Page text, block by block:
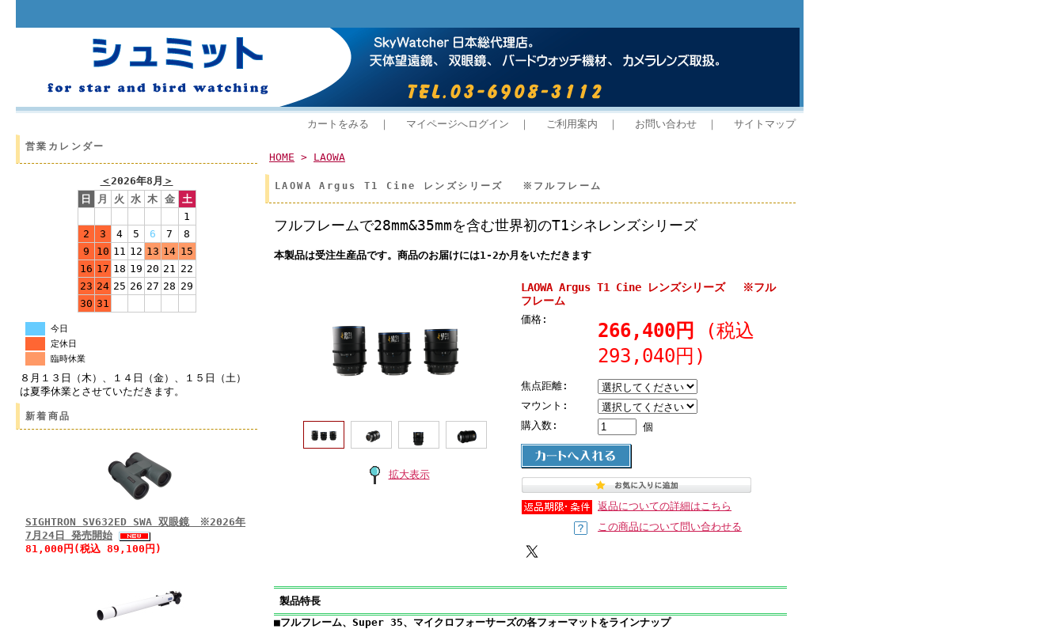
カートをみる ｜ マイページへログイン ｜ ご利用案内 ｜ お問い合わせ ｜ サイトマップ
営業カレンダー
＜2026年8月 ＞
日
月 火 水 木 金
土
1
2
3 4 5 6 7
8
9
10 11 12 13 14 15
16 17 18 19 20 21 22
23 24 25 26 27 28 29
30 31
今日
定休日
臨時休業
８月１３日（木）、１４日（金）、１５日（土）
は夏季休業とさせていただきます。
新着商品
SIGHTRON SV632ED SWA 双眼鏡 ※2026年
7月24日 発売開始
81,000円(税込 89,100円)
HOME > LAOWA
LAOWA Argus T1 Cine レンズシリーズ ※フルフレーム
フルフレームで28mm&35mmを含む世界初のT1シネレンズシリーズ
本製品は受注生産品です。商品のお届けには1-2か月をいただきます
拡大表示
LAOWA Argus T1 Cine レンズシリーズ ※フル
フレーム
価格:
266,400円
(税込
293,040円)
焦点距離:
マウント:
購入数:
個
返品についての詳細はこちら
この商品について問い合わせる
製品特長
■フルフレーム、Super 35、マイクロフォーサーズの各フォーマットをラインナップ